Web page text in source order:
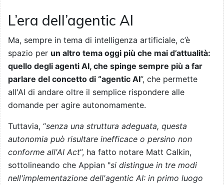
L’era dell’agentic AI
Ma, sempre in tema di intelligenza artificiale, c’è
spazio per un altro tema oggi più che mai d’attualità:
quello degli agenti AI, che spinge sempre più a far
parlare del concetto di “agentic AI”, che permette
all'AI di andare oltre il semplice rispondere alle
domande per agire autonomamente.
Tuttavia, “senza una struttura adeguata, questa
autonomia può risultare inefficace o persino non
conforme all'AI Act”, ha fatto notare Matt Calkin,
sottolineando che Appian "si distingue in tre modi
nell'implementazione dell'agentic AI: in primo luogo